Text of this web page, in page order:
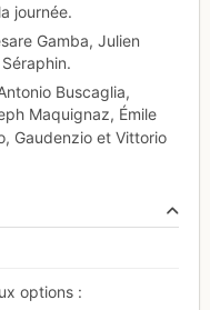
journée.
Gamba, Julien
Buscaglia,
Maquignaz, Émile
Gaudenzio et Vittorio
options :